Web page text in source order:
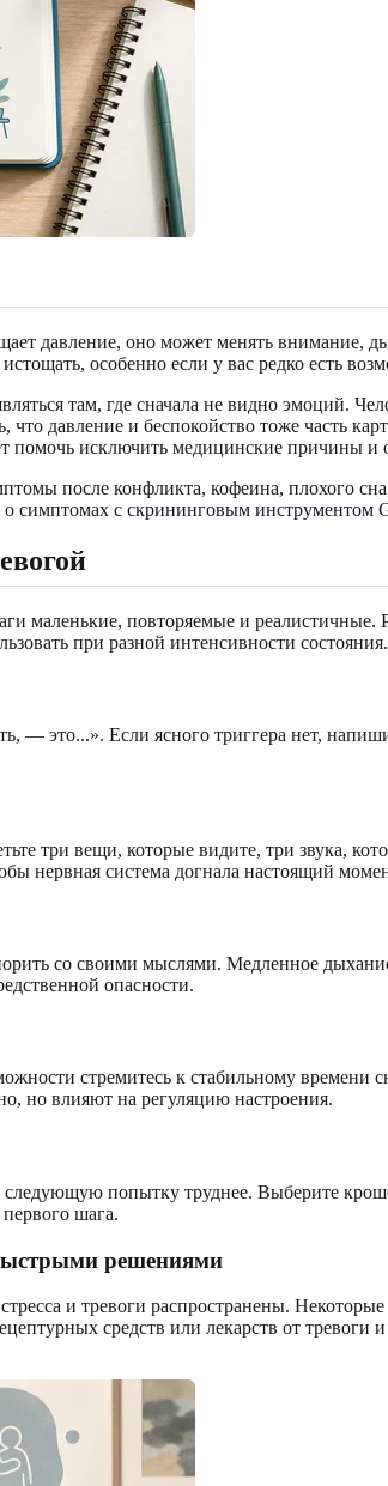
давление, оно может менять
особенно если у вас редко есть
там, где сначала не видно эмоций.
давление и беспокойство тоже часть
исключить медицинские причины и
после конфликта, кофеина, плохого
симптомах с скрининговым инструментом
маленькие, повторяемые и
при разной интенсивности состояния.
— это...». Если ясного триггера нет,
три вещи, которые видите, три звука,
нервная система догнала настоящий
со своими мыслями. Медленное
опасности.
стремитесь к стабильному
но влияют на регуляцию настроения.
следующую попытку труднее. Выберите
шага.
решениями
и тревоги распространены.
средств или лекарств от